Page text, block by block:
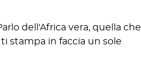
dell'Africa vera, quella che
stampa in faccia un sole